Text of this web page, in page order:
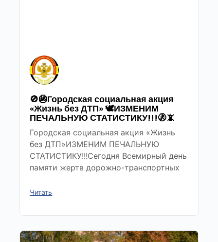
🚫🚳Городская социальная акция
«Жизнь без ДТП» 🕊ИЗМЕНИМ
ПЕЧАЛЬНУЮ СТАТИСТИКУ!!!🚷📵
Городская социальная акция «Жизнь
без ДТП»ИЗМЕНИМ ПЕЧАЛЬНУЮ
СТАТИСТИКУ!!!Сегодня Всемирный день
памяти жертв дорожно-транспортных
Читать